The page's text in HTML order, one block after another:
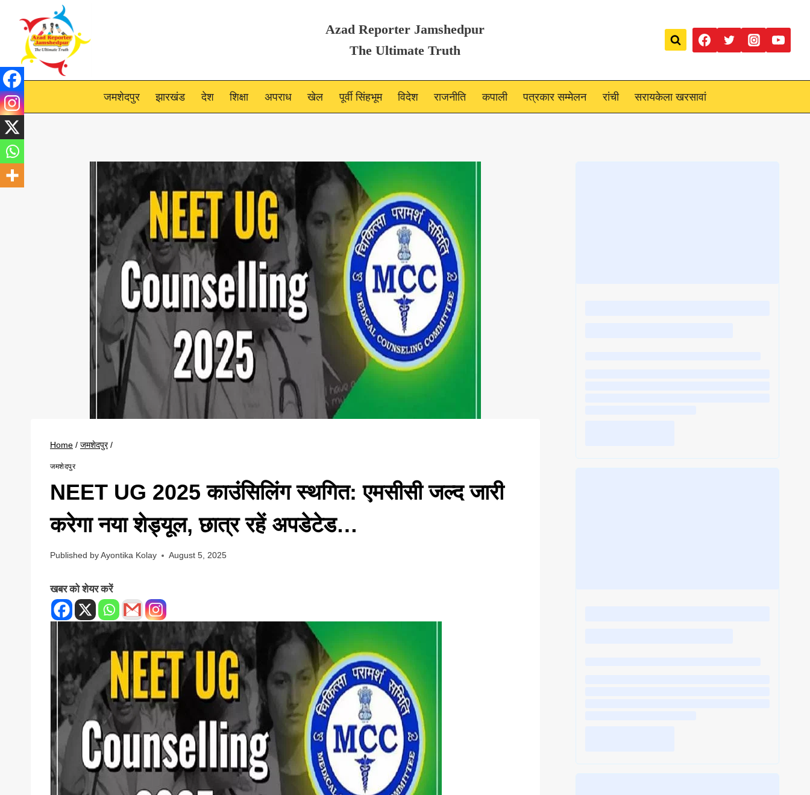
content
Azad Reporter Jamshedpur
The Ultimate Truth
जमशेदपुर झारखंड देश शिक्षा अपराध खेल पूर्वी सिंहभूम विदेश राजनीति कपाली पत्रकार सम्मेलन रांची सरायकेला खरसावां
Home / जमशेदपुर /
जमशेदपुर
NEET UG 2025 काउंसिलिंग स्थगित: एमसीसी जल्द जारी
करेगा नया शेड्यूल, छात्र रहें अपडेटेड…
Published by Ayontika Kolay August 5, 2025
खबर को शेयर करें